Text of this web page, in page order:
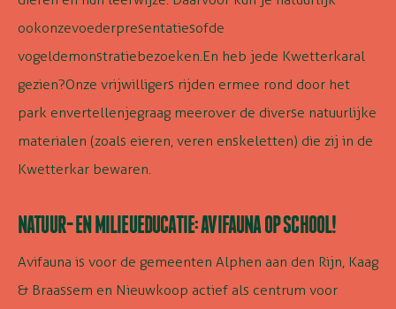
ookonzevoederpresentatiesofde
vogeldemonstratiebezoeken.En heb jede Kwetterkaral
gezien?Onze vrijwilligers rijden ermee rond door het
park envertellenjegraag meerover de diverse natuurlijke
materialen (zoals eieren, veren enskeletten) die zij in de
Kwetterkar bewaren.
NATUUR- EN MILIEUEDUCATIE: AVIFAUNA OP SCHOOL!
Avifauna is voor de gemeenten Alphen aan den Rijn, Kaag
& Braassem en Nieuwkoop actief als centrum voor